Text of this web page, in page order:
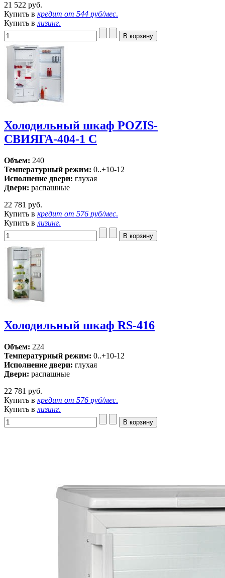
21 522 руб.
Купить в кредит от 544 руб/мес.
Купить влизинг.
Холодильный шкаф POZIS-
СВИЯГА-404-1 C
Объем: 240
Температурный режим: 0..+10-12
Исполнение двери: глухая
Двери: распашные
22 781 руб.
Купить в кредит от 576 руб/мес.
Купить в лизинг.
Холодильный шкаф RS-416
Объем: 224
Температурный режим: 0..+10-12
Исполнение двери: глухая
Двери: распашные
22 781 руб.
Купить в кредит от 576 руб/мес.
Купить в лизинг.